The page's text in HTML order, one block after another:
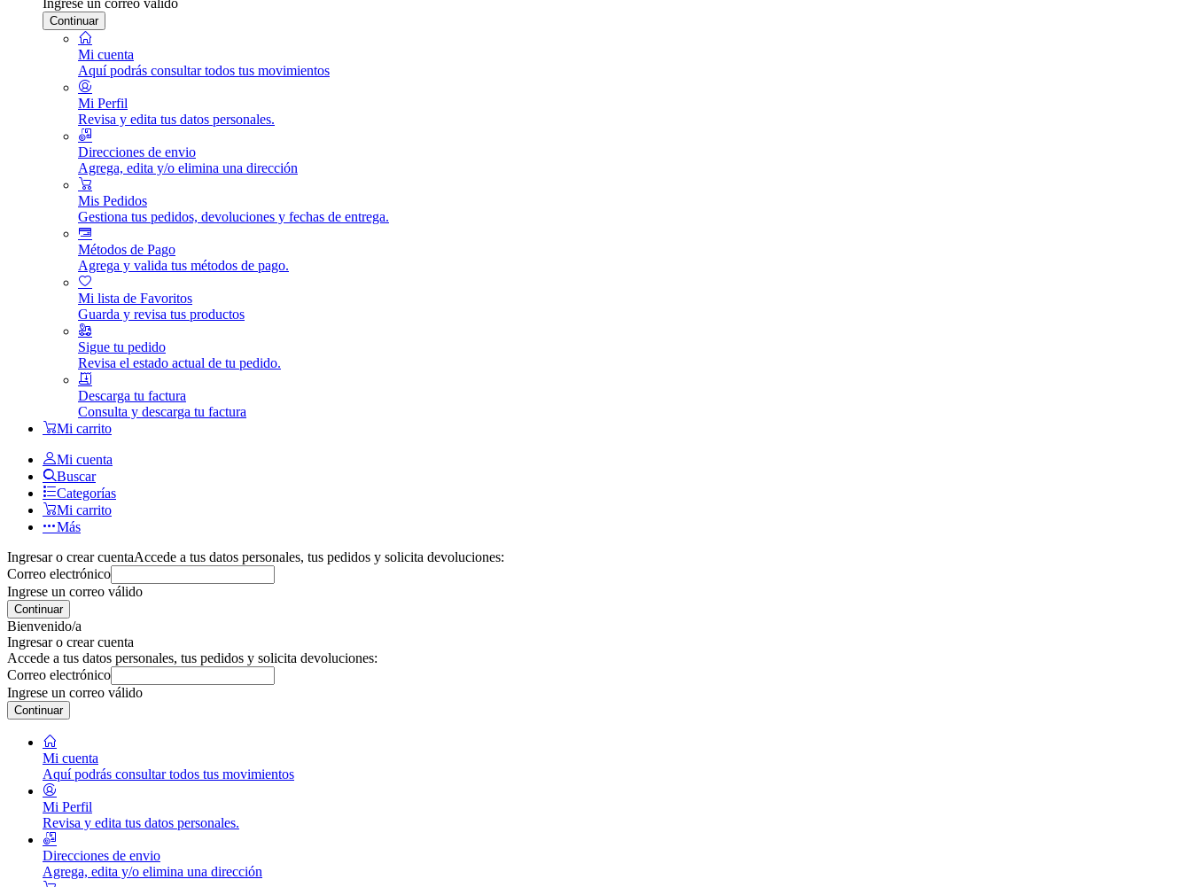
Continuar
Mi cuenta
Aquí podrás consultar todos tus movimientos
Mi Perfil
Revisa y edita tus datos personales.
Direcciones de envio
Agrega, edita y/o elimina una dirección
Mis Pedidos
Gestiona tus pedidos, devoluciones y fechas de entrega.
Métodos de Pago
Agrega y valida tus métodos de pago.
Mi lista de Favoritos
Guarda y revisa tus productos
Sigue tu pedido
Revisa el estado actual de tu pedido.
Descarga tu factura
Consulta y descarga tu factura
Mi carrito
Mi cuenta
Buscar
Categorías
Mi carrito
Más
Ingresar o crear cuentaAccede a tus datos personales, tus pedidos y solicita devoluciones:
Correo electrónico
Ingrese un correo válido
Continuar
Bienvenido/a
Ingresar o crear cuenta
Accede a tus datos personales, tus pedidos y solicita devoluciones:
Correo electrónico
Ingrese un correo válido
Continuar
Mi cuenta
Aquí podrás consultar todos tus movimientos
Mi Perfil
Revisa y edita tus datos personales.
Direcciones de envio
Agrega, edita y/o elimina una dirección